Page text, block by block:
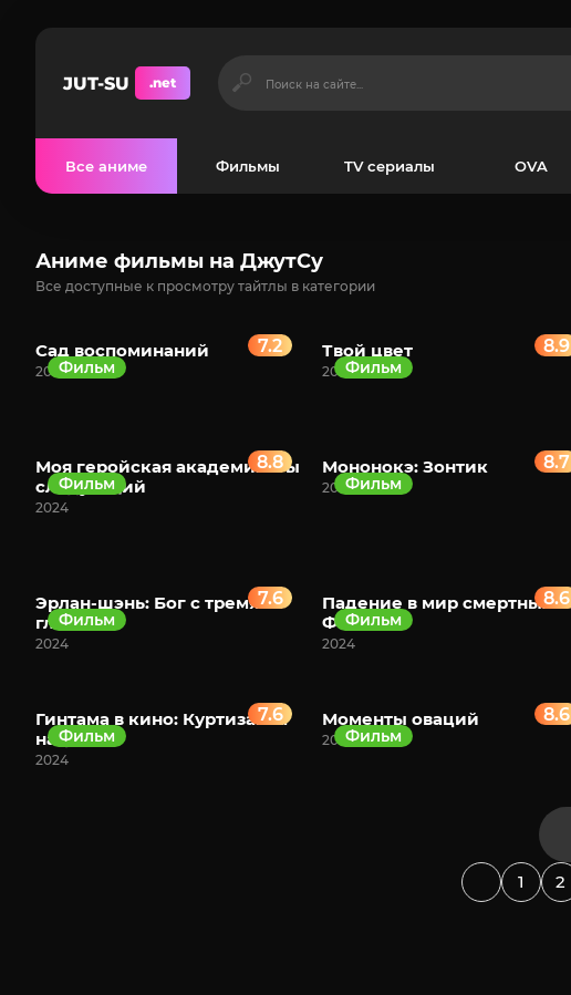
JUT-SU .net
Все аниме Фильмы TV сериалы OVA
Аниме фильмы на ДжутСу
Все доступные к просмотру тайтлы в категории
Сад воспоминаний
2024
7.2
Фильм
Твой цвет
2024
8.9
Фильм
Моя геройская академия: Ты
следующий
2024
8.8
Фильм
Мононокэ: Зонтик
2024
8.7
Фильм
Эрлан-шэнь: Бог с тремя
глазами
2024
7.6
Фильм
Падение в мир смертных.
Фильм
2024
8.6
Фильм
Гинтама в кино: Куртизанка
нации
2024
7.6
Фильм
Моменты оваций
2024
8.6
Фильм
1 2